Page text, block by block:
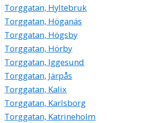
Torggatan, Hyltebruk
Torggatan, Höganäs
Torggatan, Högsby
Torggatan, Hörby
Torggatan, Iggesund
Torggatan, Järpås
Torggatan, Kalix
Torggatan, Karlsborg
Torggatan, Katrineholm